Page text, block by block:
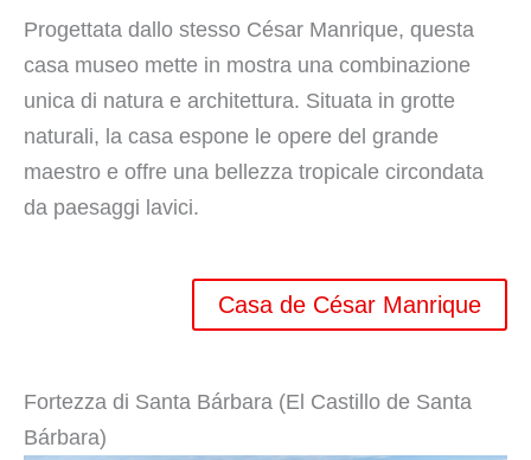
Progettata dallo stesso César Manrique, questa
casa museo mette in mostra una combinazione
unica di natura e architettura. Situata in grotte
naturali, la casa espone le opere del grande
maestro e offre una bellezza tropicale circondata
da paesaggi lavici.
Casa de César Manrique
Fortezza di Santa Bárbara (El Castillo de Santa
Bárbara)